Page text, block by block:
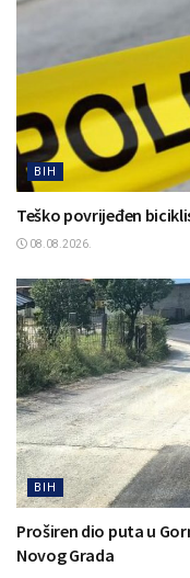
BIH
Teško povrijeđen
08.08.2026.
BIH
Proširen dio puta u
Novog Grada